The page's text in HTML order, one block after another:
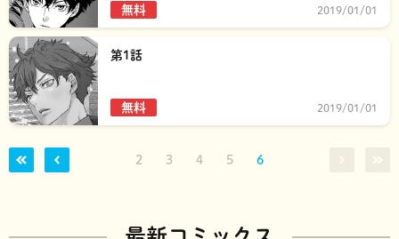
無料 2019/01/01
第1話
無料 2019/01/01
2 3 4 5 6